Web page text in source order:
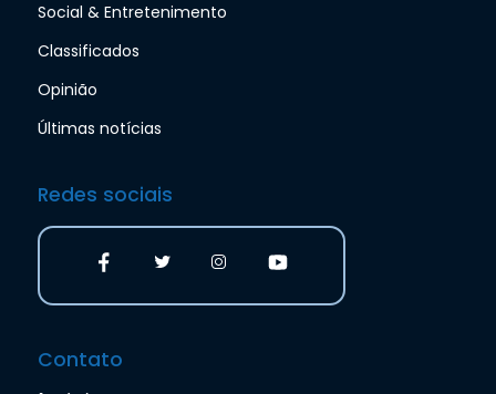
Social & Entretenimento
Classificados
Opinião
Últimas notícias
Redes sociais
Contato